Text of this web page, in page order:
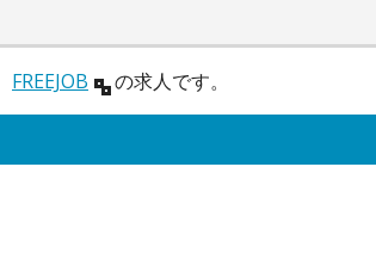
FREEJOB の求人です。